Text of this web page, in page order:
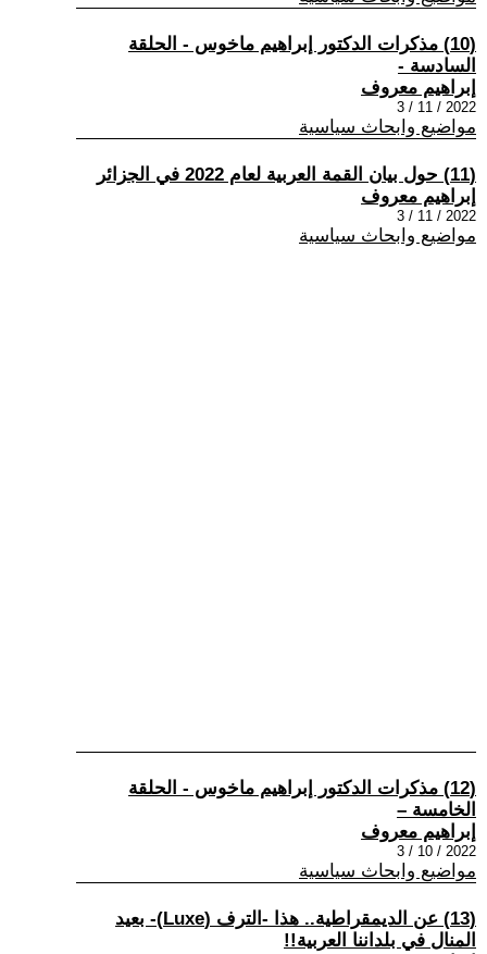
(10) مذكرات الدكتور إبراهيم ماخوس - الحلقة
السادسة -
إبراهيم معروف
2022 / 11 / 3
مواضيع وابحاث سياسية
(11) حول بيان القمة العربية لعام 2022 في الجزائر
إبراهيم معروف
2022 / 11 / 3
مواضيع وابحاث سياسية
(12) مذكرات الدكتور إبراهيم ماخوس - الحلقة
الخامسة –
إبراهيم معروف
2022 / 10 / 3
مواضيع وابحاث سياسية
(13) عن الديمقراطية.. هذا -الترف (Luxe)- بعيد
المنال في بلداننا العربية!!